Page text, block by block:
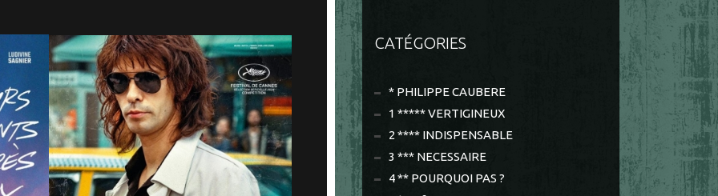
CATÉGORIES
* PHILIPPE CAUBERE
1 ***** VERTIGINEUX
2 **** INDISPENSABLE
3 *** NECESSAIRE
4 ** POURQUOI PAS ?